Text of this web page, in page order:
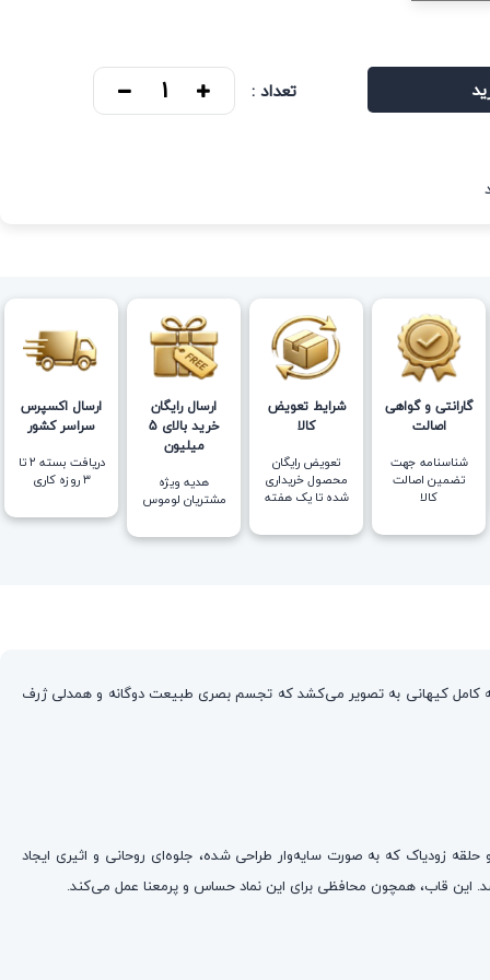
تعداد :
گارانتی و گواهی
اصالت
شناسنامه جهت
تضمین اصالت
کالا
شرایط تعویض
کالا
تعویض رایگان
محصول خریداری
شده تا یک هفته
ارسال رایگان
خرید بالای 5
میلیون
هدیه ویژه
مشتریان لوموس
ارسال اکسپرس
سراسر کشور
دریافت بسته ۲ تا
۳ روزه کاری
کامل کیهانی به تصویر می‌کشد که تجسم بصری طبیعت دوگانه و همدلی ژرف
با زمینه عمیق و تیره و حلقه زودیاک که به صورت سایه‌وار طراحی شده، جلوه‌ای روحانی و اثیری ایجاد
این قاب، همچون محافظی برای این نماد حساس و پرمعنا عمل می‌کند.